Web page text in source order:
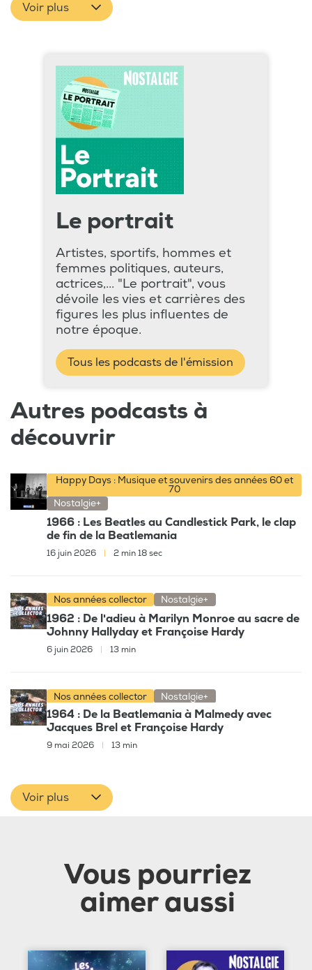
Voir plus
Le portrait
Artistes, sportifs, hommes et
femmes politiques, auteurs,
actrices,... "Le portrait", vous
dévoile les vies et carrières des
figures les plus influentes de
notre époque.
Tous les podcasts de l'émission
Autres podcasts à
découvrir
Happy Days : Musique et souvenirs des années 60 et
70
Nostalgie+
1966 : Les Beatles au Candlestick Park, le clap
de fin de la Beatlemania
16 juin 2026 2 min 18 sec
Nos années collector Nostalgie+
1962 : De l'adieu à Marilyn Monroe au sacre de
Johnny Hallyday et Françoise Hardy
6 juin 2026 | 13 min
Nos années collector Nostalgie+
1964 : De la Beatlemania à Malmedy avec
Jacques Brel et Françoise Hardy
9 mai 2026 13 min
Voir plus
Vous pourriez
aimer aussi